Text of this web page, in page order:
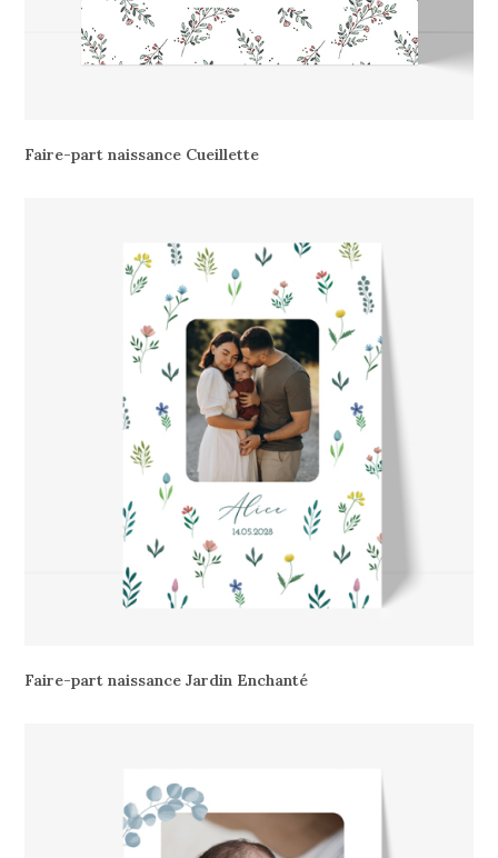
Faire-part naissance Cueillette
Faire-part naissance Jardin Enchanté